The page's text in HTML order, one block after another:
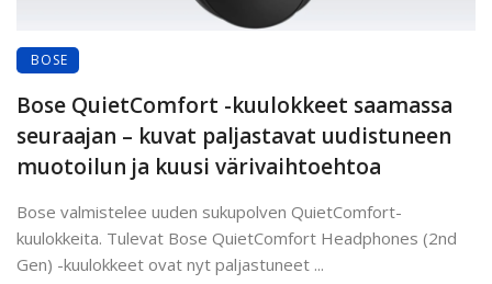
BOSE
Bose QuietComfort -kuulokkeet saamassa
seuraajan – kuvat paljastavat uudistuneen
muotoilun ja kuusi värivaihtoehtoa
Bose valmistelee uuden sukupolven QuietComfort-
kuulokkeita. Tulevat Bose QuietComfort Headphones (2nd
Gen) -kuulokkeet ovat nyt paljastuneet ...